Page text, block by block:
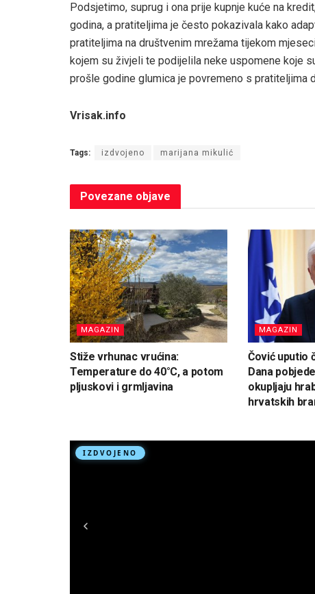
Podsjetimo, suprug i ona prije kupnje kuće na
godina, a pratiteljima je često pokazivala kako
pratiteljima na društvenim mrežama tijekom
kojem su živjeli te podijelila neke uspomene koje
prošle godine glumica je povremeno s pratiteljima
Vrisak.info
Tags: izdvojeno marijana mikulić
Povezane objave
MAGAZIN
Stiže vrhunac vrućina:
Temperature do 40°C, a potom
pljuskovi i grmljavina
MAGAZIN
Čović uputio
Dana
okupljaju
hrvatskih